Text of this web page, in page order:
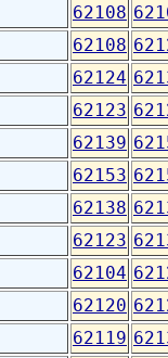
62108
62108
62124
62123
62139
62153
62138
62123
62104
62120
62119